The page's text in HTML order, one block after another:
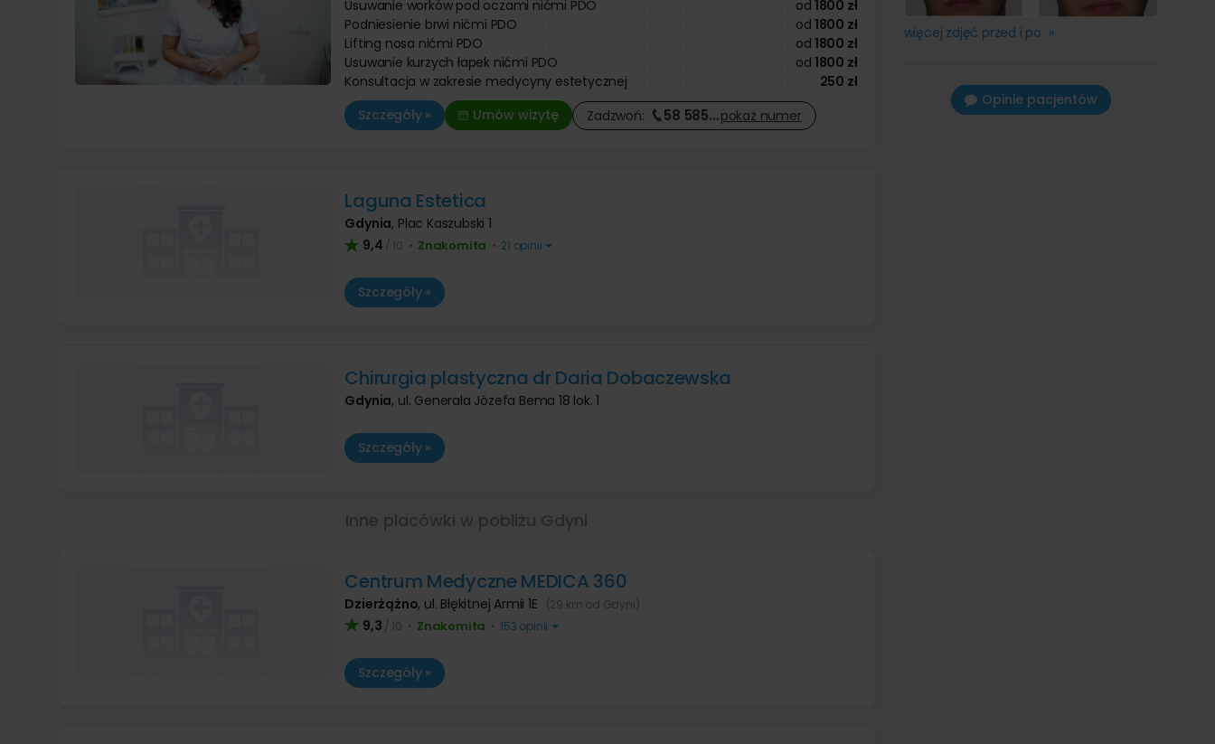
Usuwanie worków pod oczami nićmi PDO od 1800 zł
Podniesienie brwi nićmi PDO
od 1800 zł
Lifting nosa nićmi PDO
od 1800 zł
Usuwanie kurzych łapek nićmi PDO
od 1800 zł
Konsultacja w zakresie medycyny estetycznej
250 zł
Szczegóły »
Umów wizytę Zadzwoń: 58 585…pokaż numer
Laguna Estetica
Gdynia, Plac Kaszubski 1
9,4 / 10 • Znakomita • 21 opinii
Szczegóły »
Chirurgia plastyczna dr Daria Dobaczewska
Gdynia, ul. Generała Józefa Bema 18 lok. 1
Szczegóły »
Centrum Medyczne MEDICA 360
Dzierżążno, ul. Błękitnej Armii 1E (29 km od Gdyni)
9,3 / 10 • Znakomita • 153 opinii
Szczegóły »
więcej zdjęć przed i po »
Opinie pacjentów